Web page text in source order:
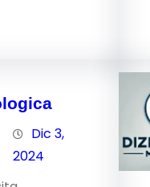
Dic 3,
2024